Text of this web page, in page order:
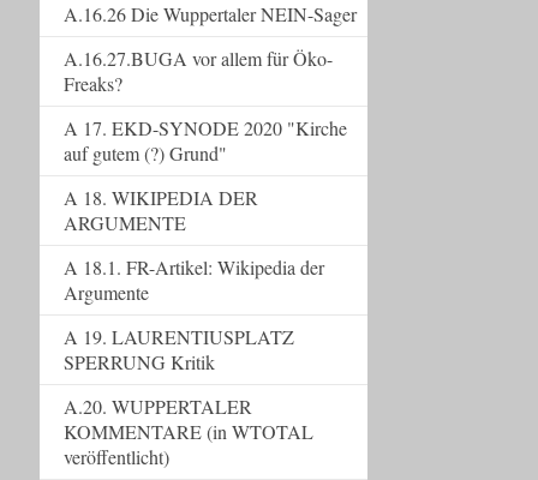
A.16.26 Die Wuppertaler NEIN-Sager
A.16.27.BUGA vor allem für Öko-
Freaks?
A 17. EKD-SYNODE 2020 "Kirche
auf gutem (?) Grund"
A 18. WIKIPEDIA DER
ARGUMENTE
A 18.1. FR-Artikel: Wikipedia der
Argumente
A 19. LAURENTIUSPLATZ
SPERRUNG Kritik
A.20. WUPPERTALER
KOMMENTARE (in WTOTAL
veröffentlicht)